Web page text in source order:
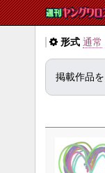
形式 通常
掲載作品を